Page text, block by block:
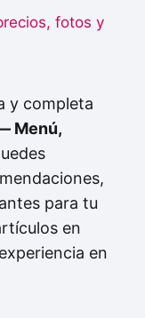
fotos y
y completa
Menú,
para tu
en
en